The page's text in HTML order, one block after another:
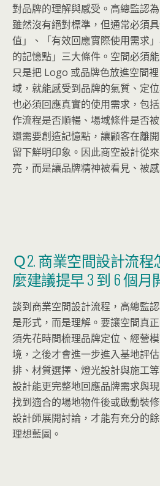
對品牌的理解與感受。高總監認
雖然沒有絕對標準，但通常必須
值」、「有效回應實際使用需求
的記憶點」三大條件。空間必須
只是把 Logo 或品牌色放進空間
域，就能感受到品牌的氣質、定
也必須回應真實的使用需求，包
作流程是否順暢、場域條件是否
還需要創造記憶點，讓顧客在離
留下鮮明印象。因此商空設計從
亮，而是讓品牌精神被看見、被
Ｑ2. 商業空間設計流
麼建議提早 3 到 6 個月
談到商業空間設計流程，高總監
是形式，而是理解。要讓空間真
須先花時間梳理品牌定位、經營
境，之後才會進一步進入基地評
排、材質選擇、燈光設計與施工
設計能更完整地回應品牌需求與
找到適合的場地物件後或啟動裝
設計師展開討論，才能有充分的
理想藍圖。